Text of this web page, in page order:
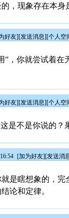
，现象存在本身
好友][发送消息][个人空
”，你就尝试着
好友][发送消息][个人空
是不是你说的
[加为好友][发送消
是瞎想象的，
论和定律。